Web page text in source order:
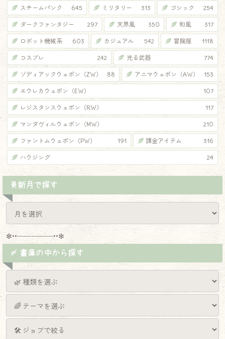
スチームパンク 645 ミリタリー 313 ゴシック 254
ダークファンタジー 297 天界風 350 和風 317
ロボット機械系 603 カジュアル 542 冒険服 1118
コスプレ 242 光る武器 774
ゾディアックウェポン（ZW） 88 アニマウェポン（AW） 153
エウレカウェポン（EW） 107
レジスタンスウェポン（RW） 117
マンダヴィルウェポン（MW） 210
ファントムウェポン（PW） 191 課金アイテム 316
ハウジング 24
更新月で探す
✼••┈┈┈┈┈┈┈┈┈••✼
〆 書庫の中から探す